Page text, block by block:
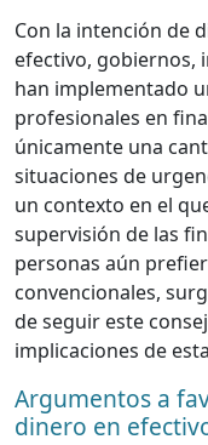
Con la intención de
efectivo, gobiernos,
han implementado
profesionales en
únicamente una
situaciones de
un contexto en el
supervisión de las
personas aún
convencionales,
de seguir este
implicaciones de
Argumentos a
dinero en